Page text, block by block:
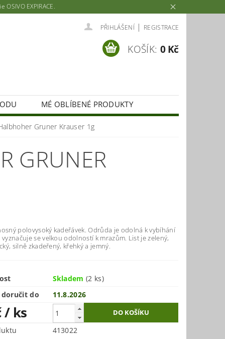
EXPIRACE.
PŘIHLÁŠENÍ | REGISTRACE
KOŠÍK: 0 Kč
MÉ OBLÍBENÉ PRODUKTY
Gruner Krauser 1g
GRUNER
polovysoký kadeřávek. Odrůda je odolná k vybíhání
se velkou odolností k mrazům. List je zelený,
silně zkadeřený, křehký a jemný.
Skladem(2 ks)
doručit do
11.8.2026
/ ks
413022